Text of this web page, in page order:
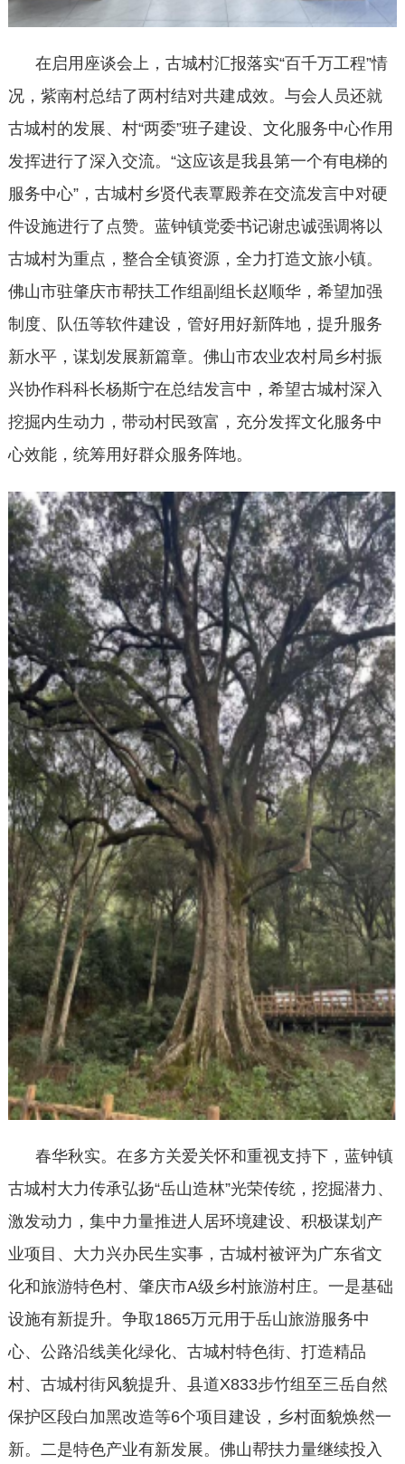
在启用座谈会上，古城村汇报落实“百千万工程”情
况，紫南村总结了两村结对共建成效。与会人员还就
古城村的发展、村“两委”班子建设、文化服务中心作用
发挥进行了深入交流。“这应该是我县第一个有电梯的
服务中心”，古城村乡贤代表覃殿养在交流发言中对硬
件设施进行了点赞。蓝钟镇党委书记谢忠诚强调将以
古城村为重点，整合全镇资源，全力打造文旅小镇。
佛山市驻肇庆市帮扶工作组副组长赵顺华，希望加强
制度、队伍等软件建设，管好用好新阵地，提升服务
新水平，谋划发展新篇章。佛山市农业农村局乡村振
兴协作科科长杨斯宁在总结发言中，希望古城村深入
挖掘内生动力，带动村民致富，充分发挥文化服务中
心效能，统筹用好群众服务阵地。
春华秋实。在多方关爱关怀和重视支持下，蓝钟镇
古城村大力传承弘扬“岳山造林”光荣传统，挖掘潜力、
激发动力，集中力量推进人居环境建设、积极谋划产
业项目、大力兴办民生实事，古城村被评为广东省文
化和旅游特色村、肇庆市A级乡村旅游村庄。一是基础
设施有新提升。争取1865万元用于岳山旅游服务中
心、公路沿线美化绿化、古城村特色街、打造精品
村、古城村街风貌提升、县道X833步竹组至三岳自然
保护区段白加黑改造等6个项目建设，乡村面貌焕然一
新。二是特色产业有新发展。佛山帮扶力量继续投入